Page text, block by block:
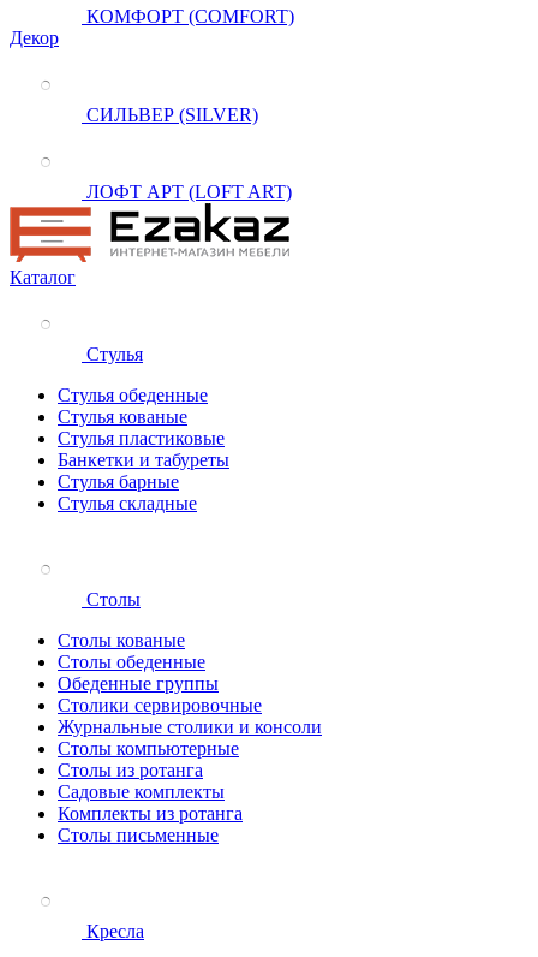
КОМФОРТ (COMFORT)
Декор
СИЛЬВЕР (SILVER)
ЛОФТ АРТ (LOFT ART)
Каталог
Стулья
Стулья обеденные
Стулья кованые
Стулья пластиковые
Банкетки и табуреты
Стулья барные
Стулья складные
Столы
Столы кованые
Столы обеденные
Обеденные группы
Столики сервировочные
Журнальные столики и консоли
Столы компьютерные
Столы из ротанга
Садовые комплекты
Комплекты из ротанга
Столы письменные
Кресла